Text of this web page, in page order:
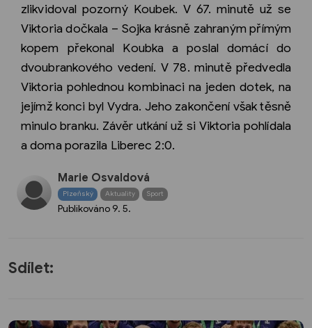
zlikvidoval pozorný Koubek. V 67. minutě už se
Viktoria dočkala – Sojka krásně zahraným přímým
kopem překonal Koubka a poslal domácí do
dvoubrankového vedení. V 78. minutě předvedla
Viktoria pohlednou kombinaci na jeden dotek, na
jejímž konci byl Vydra. Jeho zakončení však těsně
minulo branku. Závěr utkání už si Viktoria pohlídala
a doma porazila Liberec 2:0.
Marie Osvaldová
Plzeňský Aktuality Sport
Publikováno 9. 5.
Sdílet: